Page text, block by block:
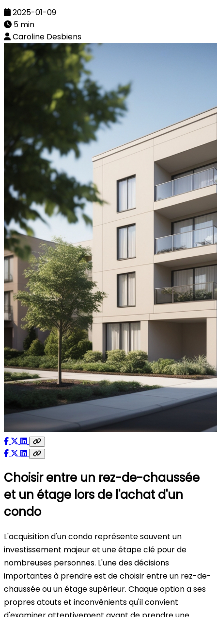
2025-01-09
5 min
Caroline Desbiens
Choisir entre un rez-de-chaussée
et un étage lors de l'achat d'un
condo
L'acquisition d'un condo représente souvent un
investissement majeur et une étape clé pour de
nombreuses personnes. L'une des décisions
importantes à prendre est de choisir entre un rez-de-
chaussée ou un étage supérieur. Chaque option a ses
propres atouts et inconvénients qu'il convient